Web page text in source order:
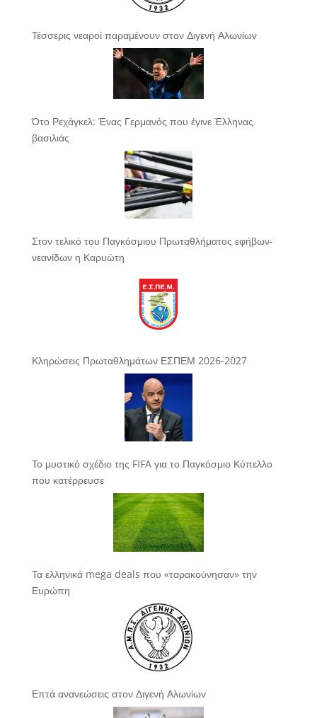
Τέσσερις νεαροί παραμένουν στον Διγενή Αλωνίων
Ότο Ρεχάγκελ: Ένας Γερμανός που έγινε Έλληνας
βασιλιάς
Στον τελικό του Παγκόσμιου Πρωταθλήματος εφήβων-
νεανίδων η Καρυώτη
Κληρώσεις Πρωταθλημάτων ΕΣΠΕΜ 2026-2027
Το μυστικό σχέδιο της FIFA για το Παγκόσμιο Κύπελλο
που κατέρρευσε
Τα ελληνικά mega deals που «ταρακούνησαν» την
Ευρώπη
Επτά ανανεώσεις στον Διγενή Αλωνίων